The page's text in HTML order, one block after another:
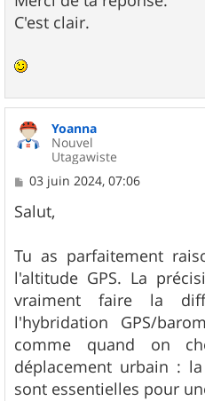
s
a
C'est clair.
Yoanna
Nouvel
Utagawiste
M
s
s
g
e
03 juin 2024, 07:06
Salut,
Tu as parfaitement
l'altitude GPS. La
vraiment faire la
l'hybridation GPS/
comme quand on
déplacement urbain :
sont essentielles pour